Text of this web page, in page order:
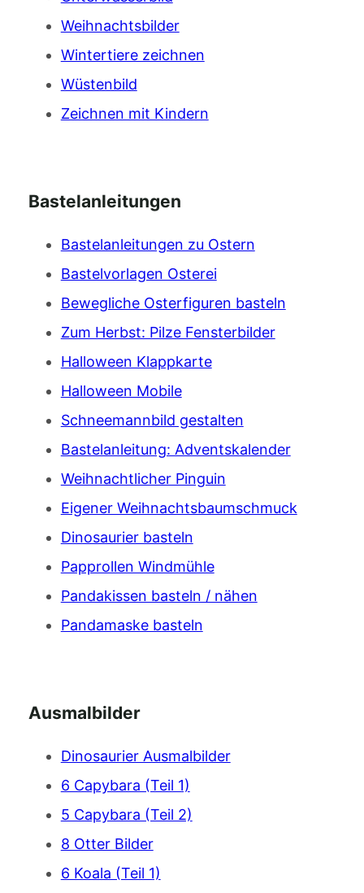
Weihnachtsbilder
Wintertiere zeichnen
Wüstenbild
Zeichnen mit Kindern
Bastelanleitungen
Bastelanleitungen zu Ostern
Bastelvorlagen Osterei
Bewegliche Osterfiguren basteln
Zum Herbst: Pilze Fensterbilder
Halloween Klappkarte
Halloween Mobile
Schneemannbild gestalten
Bastelanleitung: Adventskalender
Weihnachtlicher Pinguin
Eigener Weihnachtsbaumschmuck
Dinosaurier basteln
Papprollen Windmühle
Pandakissen basteln / nähen
Pandamaske basteln
Ausmalbilder
Dinosaurier Ausmalbilder
6 Capybara (Teil 1)
5 Capybara (Teil 2)
8 Otter Bilder
6 Koala (Teil 1)